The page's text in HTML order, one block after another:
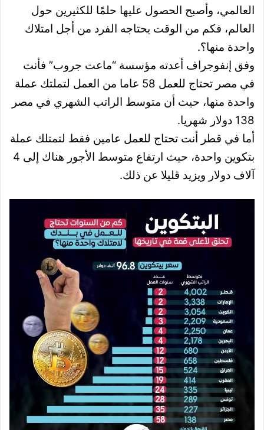
العالمي، وأصبح الحصول عليها حلمًا للكثيرين حول
العالم، فكم من الوقت يحتاجه الفرد من أجل امتلاك
واحدة منها؟.
وفق إنفوجراف أعدته مؤسسة “ماعت جروب” فأنت
في مصر تحتاج للعمل 58 عاما من العمل لتملتك عملة
واحدة منها، حيث أن متوسط الراتب الشهري في مصر
138 دولار شهريا.
أما في قطر أنت تحتاج للعمل عامين فقط لتمتلك عملة
بتكوين واحدة، حيث ارتفاع متوسط الأجور هناك إلى 4
آلاف دولار ويزيد قليلا عن ذلك.